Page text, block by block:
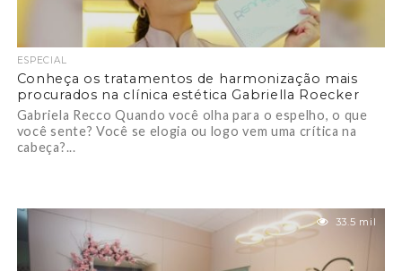
ESPECIAL
Conheça os tratamentos de harmonização mais
procurados na clínica estética Gabriella Roecker
Gabriela Recco Quando você olha para o espelho, o que
você sente? Você se elogia ou logo vem uma crítica na
cabeça?...
33.5 mil